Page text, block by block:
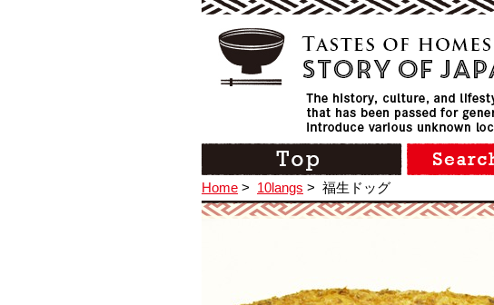
Home > 10langs > 福生ドッグ